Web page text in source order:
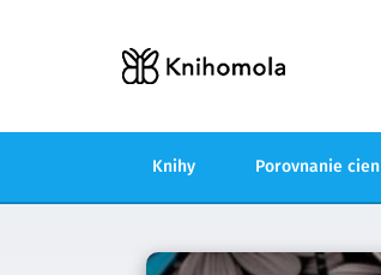
Knihy Porovnanie cien